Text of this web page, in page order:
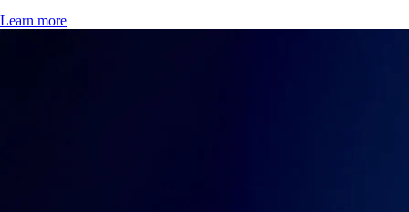
Learn more